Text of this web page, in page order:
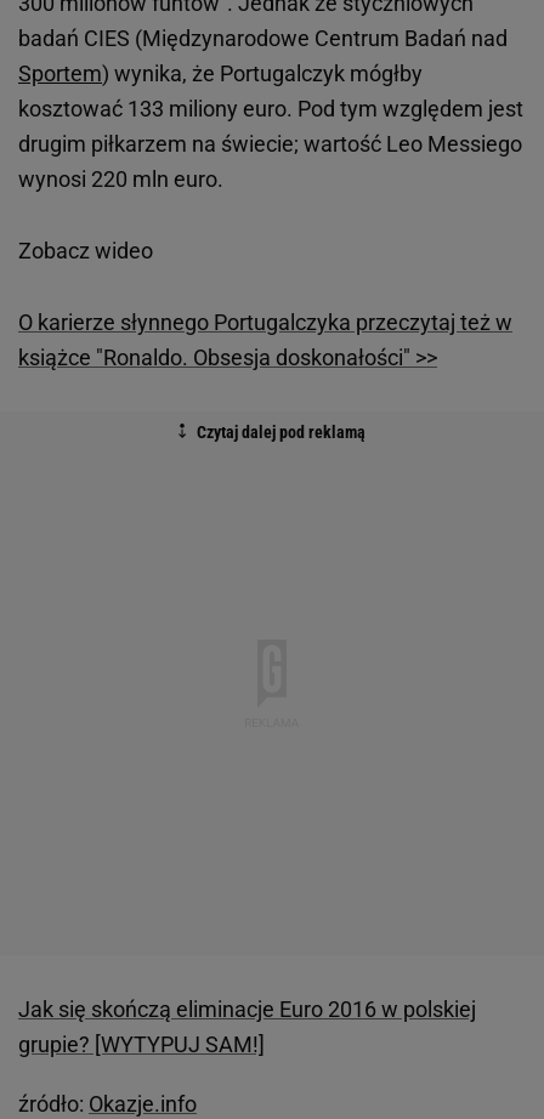
badań CIES (Międzynarodowe Centrum Badań nad
Sportem) wynika, że Portugalczyk mógłby
kosztować 133 miliony euro. Pod tym względem jest
drugim piłkarzem na świecie; wartość Leo Messiego
wynosi 220 mln euro.
Zobacz wideo
O karierze słynnego Portugalczyka przeczytaj też w
książce "Ronaldo. Obsesja doskonałości" >>
Jak się skończą eliminacje Euro 2016 w polskiej
grupie? [WYTYPUJ SAM!]
źródło: Okazje.info